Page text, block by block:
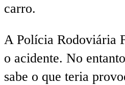
carro.
A Polícia Rodoviária
o acidente. No
sabe o que teria